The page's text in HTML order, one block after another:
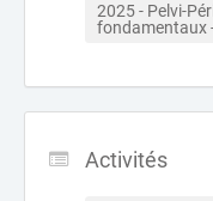
2025 - Pelvi-
fondamentaux
Activités